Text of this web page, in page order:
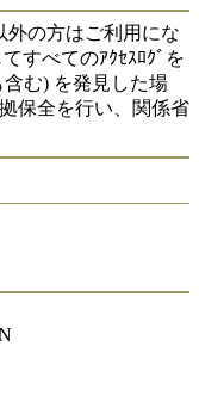
外の方はご利用にな
すべてのｱｸｾｽﾛｸﾞを
む) を発見した場
保全を行い、関係省